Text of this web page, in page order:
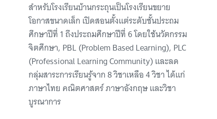
สำหรับโรงเรียนบ้านกระถุนเป็นโรงเรียนขยาย
โอกาสขนาดเล็ก เปิดสอนตั้งแต่ระดับชั้นประถม
ศึกษาปีที่ 1 ถึงประถมศึกษาปีที่ 6 โดยใช้นวัตกรรม
จิตศึกษา, PBL (Problem Based Learning), PLC
(Professional Learning Community) และลด
กลุ่มสาระการเรียนรู้จาก 8 วิชาเหลือ 4 วิชา ได้แก่
ภาษาไทย คณิตศาสตร์ ภาษาอังกฤษ และวิชา
บูรณาการ